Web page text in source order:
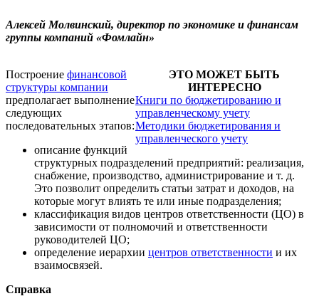
Алексей Молвинский, директор по экономике и финансам
группы компаний «Фомлайн»
ЭТО МОЖЕТ БЫТЬ
ИНТЕРЕСНО
Книги по бюджетированию и
управленческому учету
Методики бюджетирования и
управленческого учету
Построение финансовой
структуры компании
предполагает выполнение
следующих
последовательных этапов:
описание функций
структурных подразделений предприятий: реализация,
снабжение, производство, администрирование и т. д.
Это позволит определить статьи затрат и доходов, на
которые могут влиять те или иные подразделения;
классификация видов центров ответственности (ЦО) в
зависимости от полномочий и ответственности
руководителей ЦО;
определение иерархии центров ответственности и их
взаимосвязей.
Справка